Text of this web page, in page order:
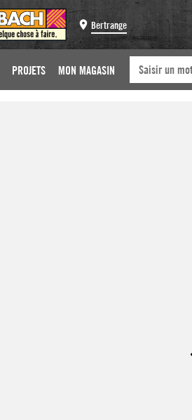
Bertrange
PROJETS MON MAGASIN